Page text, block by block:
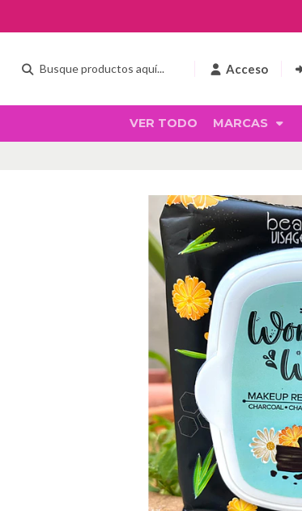
Acceso
VER TODO MARCAS